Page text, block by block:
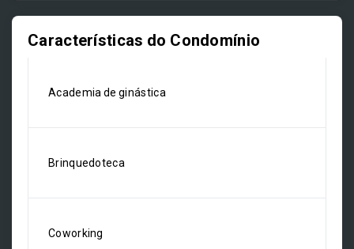
Características do Condomínio
Academia de ginástica
Brinquedoteca
Coworking